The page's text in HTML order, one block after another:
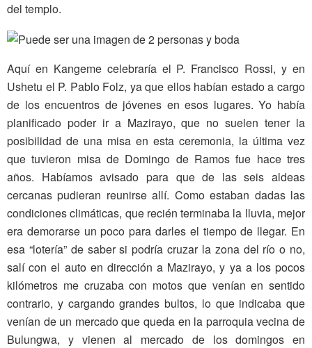
del templo.
Aquí en Kangeme celebraría el P. Francisco Rossi, y en
Ushetu el P. Pablo Folz, ya que ellos habían estado a cargo
de los encuentros de jóvenes en esos lugares. Yo había
planificado poder ir a Mazirayo, que no suelen tener la
posibilidad de una misa en esta ceremonia, la última vez
que tuvieron misa de Domingo de Ramos fue hace tres
años. Habíamos avisado para que de las seis aldeas
cercanas pudieran reunirse allí. Como estaban dadas las
condiciones climáticas, que recién terminaba la lluvia, mejor
era demorarse un poco para darles el tiempo de llegar. En
esa “lotería” de saber si podría cruzar la zona del río o no,
salí con el auto en dirección a Mazirayo, y ya a los pocos
kilómetros me cruzaba con motos que venían en sentido
contrario, y cargando grandes bultos, lo que indicaba que
venían de un mercado que queda en la parroquia vecina de
Bulungwa, y vienen al mercado de los domingos en